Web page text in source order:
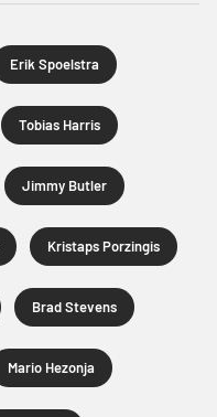
Erik Spoelstra
Tobias Harris
Jimmy Butler
Kristaps Porzingis
Brad Stevens
Mario Hezonja